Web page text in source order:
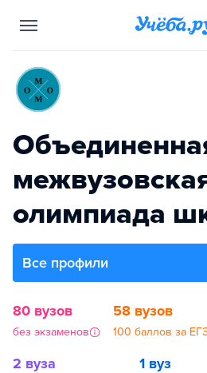
олимпиада
Все профили
80 вузов
без экзаменов
58 вузов
100 баллов за
2 вуза 1 вуз